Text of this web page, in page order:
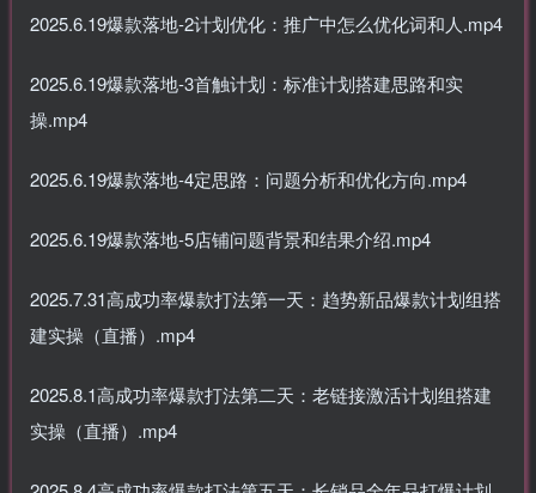
2025.6.19爆款落地-2计划优化：推广中怎么优化词和人.mp4
2025.6.19爆款落地-3首触计划：标准计划搭建思路和实
操.mp4
2025.6.19爆款落地-4定思路：问题分析和优化方向.mp4
2025.6.19爆款落地-5店铺问题背景和结果介绍.mp4
2025.7.31高成功率爆款打法第一天：趋势新品爆款计划组搭
建实操（直播）.mp4
2025.8.1高成功率爆款打法第二天：老链接激活计划组搭建
实操（直播）.mp4